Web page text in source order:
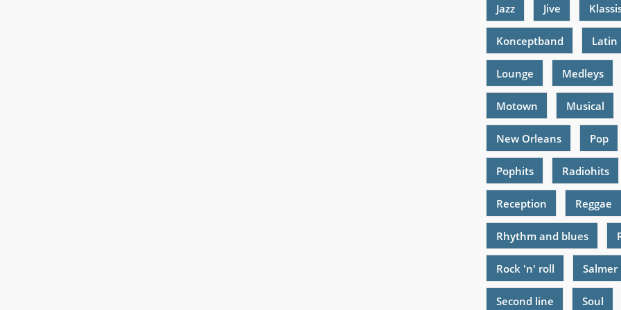
Jazz Jive
Konceptband Latin
Lounge Medleys
Motown Musical
New Orleans Pop
Pophits Radiohits
Reception Reggae
Rhythm and blues
Rock 'n' roll Salmer
Second line Soul